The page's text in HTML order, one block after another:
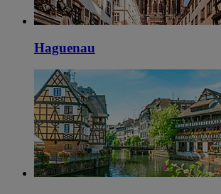
Haguenau